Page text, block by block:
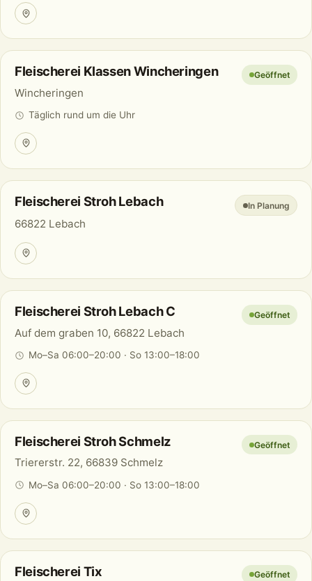
Fleischerei Klassen Wincheringen Geöffnet
Wincheringen
Täglich rund um die Uhr
Fleischerei Stroh Lebach In Planung
66822 Lebach
Fleischerei Stroh Lebach C Geöffnet
Auf dem graben 10, 66822 Lebach
Mo–Sa 06:00–20:00 · So 13:00–18:00
Fleischerei Stroh Schmelz Geöffnet
Triererstr. 22, 66839 Schmelz
Mo–Sa 06:00–20:00 · So 13:00–18:00
Fleischerei Tix Geöffnet